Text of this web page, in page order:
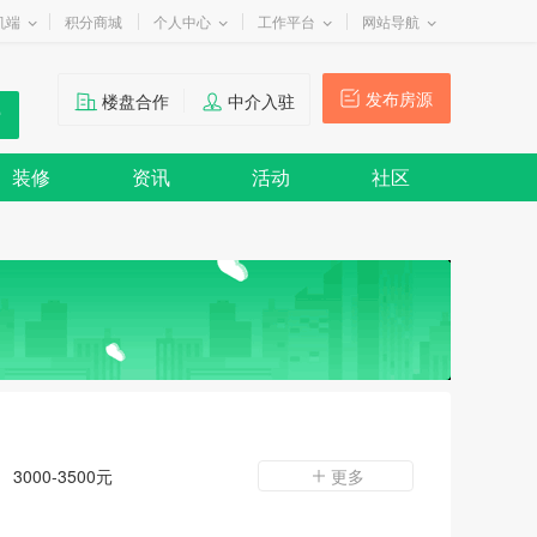
端 积分商城 个人中心 工作平台 网站导航
发布房源
楼盘合作 中介入驻
装修 资讯 活动 社区
3000-3500元 更多